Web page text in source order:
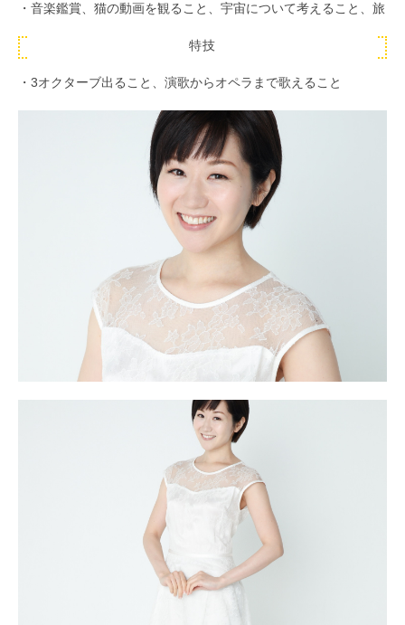
・音楽鑑賞、猫の動画を観ること、宇宙について考えること、旅
特技
・3オクターブ出ること、演歌からオペラまで歌えること